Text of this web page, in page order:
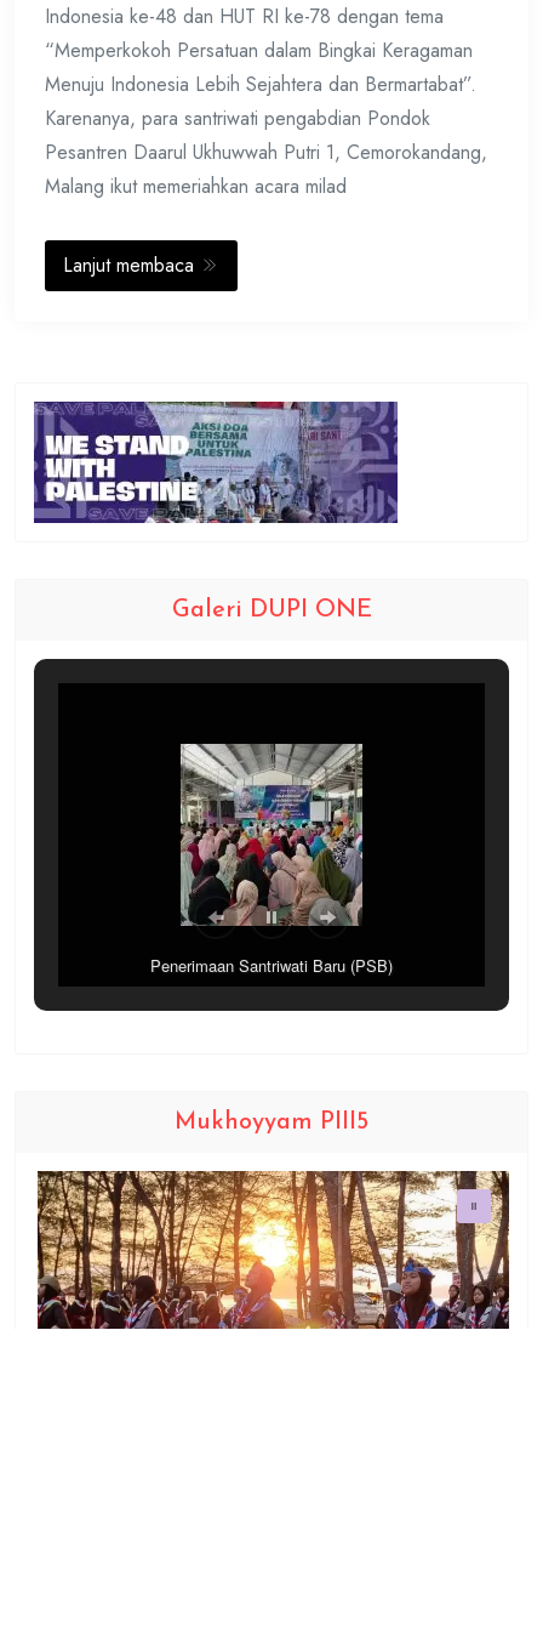
Indonesia ke-48 dan HUT RI ke-78 dengan tema
“Memperkokoh Persatuan dalam Bingkai Keragaman
Menuju Indonesia Lebih Sejahtera dan Bermartabat”.
Karenanya, para santriwati pengabdian Pondok
Pesantren Daarul Ukhuwwah Putri 1, Cemorokandang,
Malang ikut memeriahkan acara milad
Lanjut membaca
Galeri DUPI ONE
Penerimaan Santriwati Baru (PSB)
Mukhoyyam PIII5